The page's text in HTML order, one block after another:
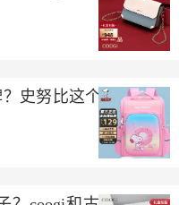
史努比这个品牌怎么